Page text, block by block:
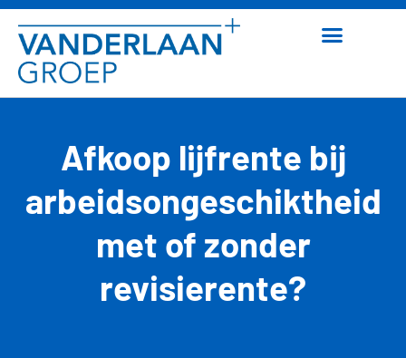
Afkoop lijfrente bij
arbeidsongeschiktheid
met of zonder
revisierente?